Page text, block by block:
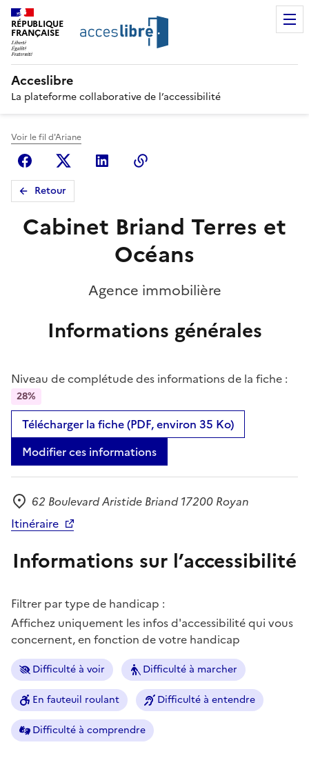
RÉPUBLIQUE
FRANÇAISE
Acceslibre
La plateforme collaborative de l’accessibilité
Voir le fil d'Ariane
FacebookX (anciennement Twitter)
Linkedin
Retour
Cabinet Briand Terres et
Océans
Agence immobilière
Informations générales
Niveau de complétude des informations de la fiche :
28%
Télécharger la fiche (PDF, environ 35 Ko)
Modifier ces informations
Adresse
62 Boulevard Aristide Briand 17200 Royan
Itinéraire
Informations sur l’accessibilité
Filtrer par type de handicap :
Affichez uniquement les infos d'accessibilité qui vous
concernent, en fonction de votre handicap
Difficulté à voir Difficulté à marcher
En fauteuil roulant Difficulté à entendre
Difficulté à comprendre